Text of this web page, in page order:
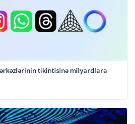
tikintisinə milyardlara